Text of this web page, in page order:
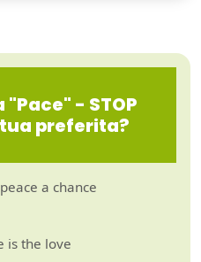
- STOP
preferita?
a chance
is the love